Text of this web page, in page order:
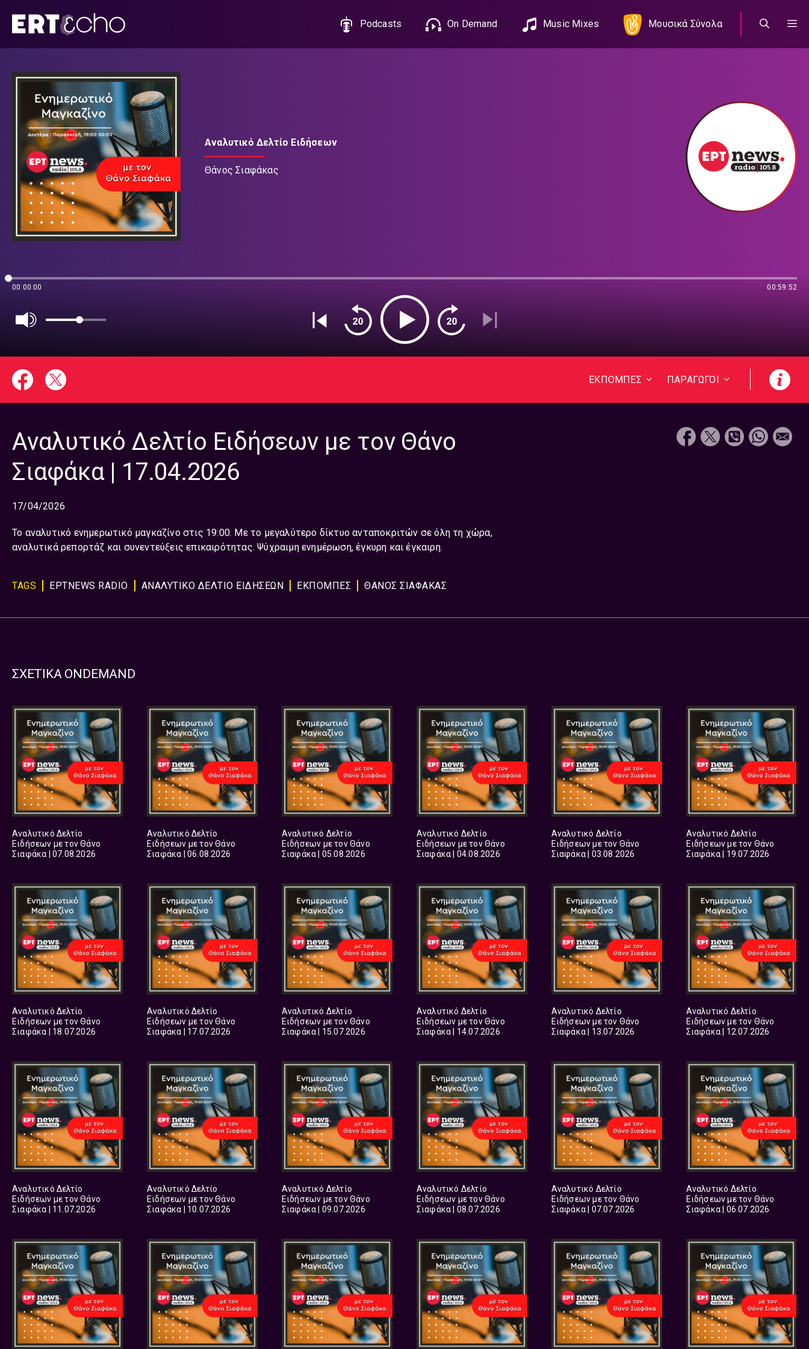
περιεχόμενο
Podcasts On Demand Music Mixes Μουσικά Σύνολα
Αναλυτικό Δελτίο Ειδήσεων
Θάνος Σιαφάκας
00:00:00 00:59:52
ΕΚΠΟΜΠΕΣ ΠΑΡΑΓΩΓΟΙ
Αναλυτικό Δελτίο Ειδήσεων με τον Θάνο
Σιαφάκα | 17.04.2026
17/04/2026
Το αναλυτικό ενημερωτικό μαγκαζίνο στις 19:00. Με το μεγαλύτερο δίκτυο ανταποκριτών σε όλη τη χώρα,
αναλυτικά ρεπορτάζ και συνεντεύξεις επικαιρότητας. Ψύχραιμη ενημέρωση, έγκυρη και έγκαιρη.
TAGS ΕΡΤNEWS RADIO ΑΝΑΛΥΤΙΚΟ ΔΕΛΤΙΟ ΕΙΔΗΣΕΩΝ ΕΚΠΟΜΠΈΣ ΘΑΝΟΣ ΣΙΑΦΑΚΑΣ
ΣΧΕΤΙΚΑ ONDEMAND
Αναλυτικό Δελτίο
Ειδήσεων με τον Θάνο
Σιαφάκα | 07.08.2026
Αναλυτικό Δελτίο
Ειδήσεων με τον Θάνο
Σιαφάκα | 06.08.2026
Αναλυτικό Δελτίο
Ειδήσεων με τον Θάνο
Σιαφάκα | 05.08.2026
Αναλυτικό Δελτίο
Ειδήσεων με τον Θάνο
Σιαφάκα | 04.08.2026
Αναλυτικό Δελτίο
Ειδήσεων με τον Θάνο
Σιαφάκα | 03.08.2026
Αναλυτικό Δελτίο
Ειδήσεων με τον Θάνο
Σιαφάκα | 19.07.2026
Αναλυτικό Δελτίο
Ειδήσεων με τον Θάνο
Σιαφάκα | 18.07.2026
Αναλυτικό Δελτίο
Ειδήσεων με τον Θάνο
Σιαφάκα | 17.07.2026
Αναλυτικό Δελτίο
Ειδήσεων με τον Θάνο
Σιαφάκα | 15.07.2026
Αναλυτικό Δελτίο
Ειδήσεων με τον Θάνο
Σιαφάκα | 14.07.2026
Αναλυτικό Δελτίο
Ειδήσεων με τον Θάνο
Σιαφάκα | 13.07.2026
Αναλυτικό Δελτίο
Ειδήσεων με τον Θάνο
Σιαφάκα | 12.07.2026
Αναλυτικό Δελτίο
Ειδήσεων με τον Θάνο
Σιαφάκα | 11.07.2026
Αναλυτικό Δελτίο
Ειδήσεων με τον Θάνο
Σιαφάκα | 10.07.2026
Αναλυτικό Δελτίο
Ειδήσεων με τον Θάνο
Σιαφάκα | 09.07.2026
Αναλυτικό Δελτίο
Ειδήσεων με τον Θάνο
Σιαφάκα | 08.07.2026
Αναλυτικό Δελτίο
Ειδήσεων με τον Θάνο
Σιαφάκα | 07.07.2026
Αναλυτικό Δελτίο
Ειδήσεων με τον Θάνο
Σιαφάκα | 06.07.2026